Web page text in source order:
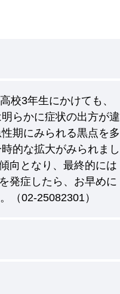
校3年生にかけても、
らかに症状の出方が違
期にみられる黒点を多
的な拡大がみられまし
向となり、最終的には
発症したら、お早めに
（02-25082301）